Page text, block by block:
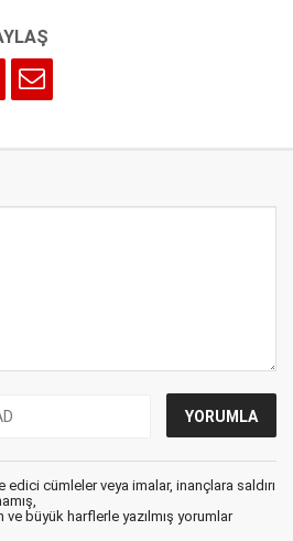
edici cümleler veya imalar, inançlara saldırı
büyük harflerle yazılmış yorumlar